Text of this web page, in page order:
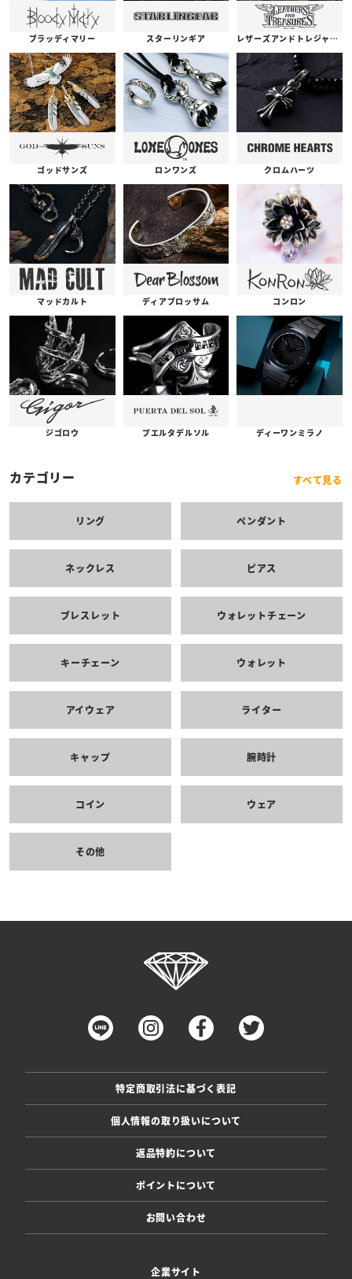
ブラッディマリー スターリンギア レザーズアンドトレジャーズ
ゴッドサンズ ロンワンズ クロムハーツ
マッドカルト ディアブロッサム コンロン
ジゴロウ プエルタデルソル ディーワンミラノ
カテゴリー すべて見る
リング ペンダント
ネックレス ピアス
ブレスレット ウォレットチェーン
キーチェーン ウォレット
アイウェア ライター
キャップ 腕時計
コイン ウェア
その他
特定商取引法に基づく表記
個人情報の取り扱いについて
返品特約について
ポイントについて
お問い合わせ
企業サイト